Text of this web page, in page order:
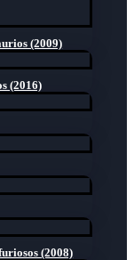
(2009)
(2016)
(2008)